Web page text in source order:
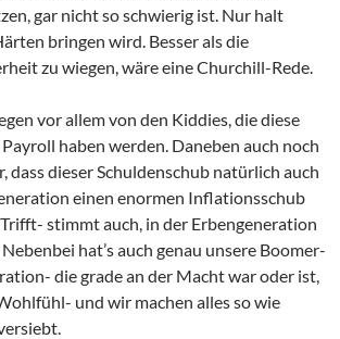
gar nicht so schwierig ist. Nur halt
bringen wird. Besser als die
zu wiegen, wäre eine Churchill-Rede.
vor allem von den Kiddies, die diese
haben werden. Daneben auch noch
dass dieser Schuldenschub natürlich auch
einen enormen Inflationsschub
stimmt auch, in der Erbengeneration
hat’s auch genau unsere Boomer-
die grade an der Macht war oder ist,
und wir machen alles so wie